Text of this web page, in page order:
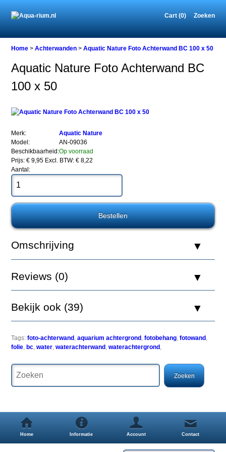
Cart (0) Zoeken
Home
Achterwanden
Aquatic
Foto
100
x
50
Aquatic
Nature
Foto
Achterwand
100
maar
zeer
manier
om
nooit
tevoren
Home >Achterwanden >Aquatic Nature Foto Achterwand BC 100 x 50
Aquatic Nature Foto Achterwand BC
100 x 50
Merk:
Aquatic Nature
Model:
AN-09036
Beschikbaarheid:Op voorraad
Prijs: € 9,95 Excl. BTW: € 8,22
Aantal:
Omschrijving
Reviews (0)
Bekijk ook (39)
Tags: foto-achterwand ,aquarium achtergrond ,fotobehang,fotowand ,
folie, bc,water,waterachterwand ,waterachtergrond ,
Home Informatie Account Contact